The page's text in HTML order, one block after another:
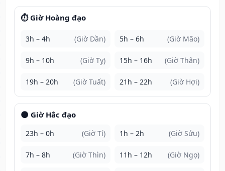
⏱️ Giờ Hoàng đạo
3h – 4h (Giờ Dần) 5h – 6h (Giờ Mão)
9h – 10h (Giờ Tỵ) 15h – 16h (Giờ Thân)
19h – 20h (Giờ Tuất) 21h – 22h (Giờ Hợi)
🌑 Giờ Hắc đạo
23h – 0h (Giờ Tí) 1h – 2h (Giờ Sửu)
7h – 8h (Giờ Thìn) 11h – 12h (Giờ Ngọ)